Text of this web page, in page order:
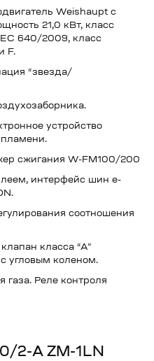
Weishaupt с
21,0 кВт, класс
ЕС 640/2009, класс
F.
“звезда/
устройство
пламени.
сжигания W-FM100/200
интерфейс шин e-
соотношения
класса “А”
угловым коленом.
газа. Реле контроля
2-A ZM-1LN